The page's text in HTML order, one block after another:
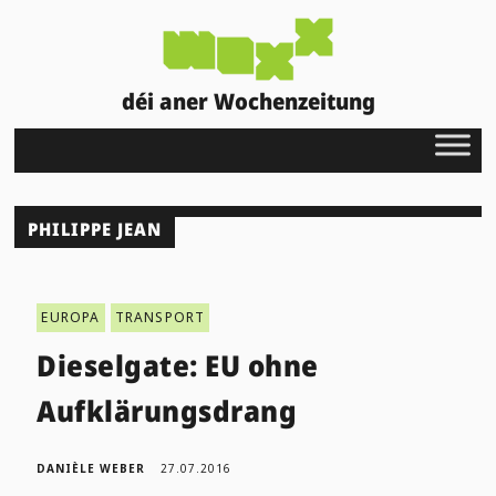
déi aner Wochenzeitung
PHILIPPE JEAN
EUROPA TRANSPORT
Dieselgate: EU ohne
Aufklärungsdrang
DANIÈLE WEBER 27.07.2016